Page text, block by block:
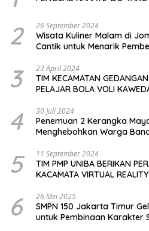
2 26 September 2024
Wisata Kuliner Malam di
Cantik untuk Menarik
3 23 April 2024
TIM KECAMATAN
PELAJAR BOLA VOLI
4 30 Juli 2024
Penemuan 2 Kerangka
Menghebohkan Warga
5 11 September 2024
TIM PMP UNIBA BERIKAN
KACAMATA VIRTUAL
6 26 Mei 2025
SMPN 150 Jakarta Timur
untuk Pembinaan Karakter